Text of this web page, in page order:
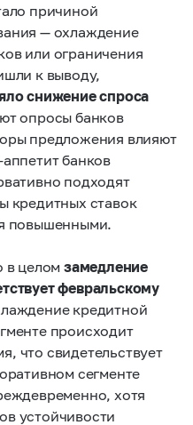
причиной
— охлаждение
или ограничения
к выводу,
снижение спроса
опросы банков
предложения влияют
банков
подходят
кредитных ставок
повышенными.
в целом замедление
февральскому
кредитной
происходит
что свидетельствует
сегменте
хотя
устойчивости